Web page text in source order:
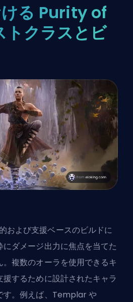
ける Purity of
トクラスとビ
および支援ベースのビルドに
ダメージ出力に焦点を当てた
。複数のオーラを使用できるキ
するために設計されたキャラ
す。例えば、Templar や